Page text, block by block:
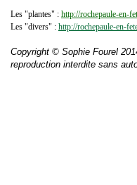
Les "plantes" : http://rochepaule-en-
Les "divers" : http://rochepaule-en-
Copyright © Sophie Fourel
reproduction interdite sans